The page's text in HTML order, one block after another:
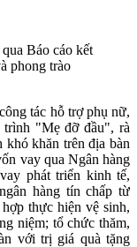
Báo cáo kết
phong trào
tác hỗ trợ phụ nữ,
trình "Mẹ đỡ đầu", rà
khó khăn trên địa bàn
vay qua Ngân hàng
phát triển kinh tế,
hàng tín chấp từ
thực hiện vệ sinh,
niệm; tổ chức thăm,
với trị giá quà tặng